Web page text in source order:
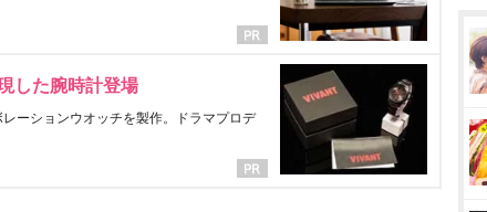
した腕時計登場
ーションウオッチを製作。ドラマプロデ